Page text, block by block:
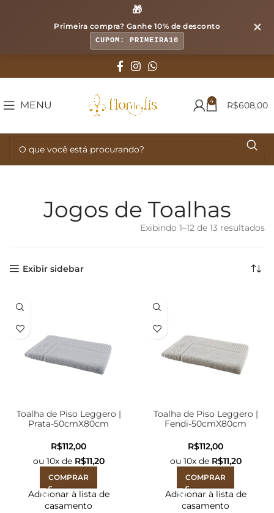
🎁
Primeira compra? Ganhe 10% de desconto
CUPOM: PRIMEIRA10
✕
MENU 4 R$608,00
Jogos de Toalhas
Exibindo 1–12 de 13 resultados
Exibir sidebar
Toalha de Piso Leggero |
Prata-50cmX80cm
R$
ou 10x de R$11,20
COMPRAR
Adicionar à lista de
casamento
Toalha de Piso Leggero |
Fendi-50cmX80cm
R$
ou 10x de R$11,20
COMPRAR
Adicionar à lista de
casamento